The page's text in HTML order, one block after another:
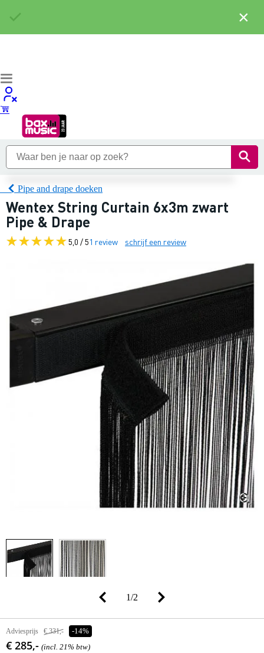
Pipe and drape doeken
Wentex String Curtain 6x3m zwart
Pipe & Drape
5,0 / 51 review schrijf een review
1/2
Adviesprijs € 331,- -14%
€ 285,- (incl. 21% btw)
×